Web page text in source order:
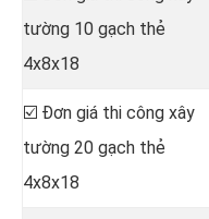
tường 10 gạch thẻ
4x8x18
☑️ Đơn giá thi công xây
tường 20 gạch thẻ
4x8x18